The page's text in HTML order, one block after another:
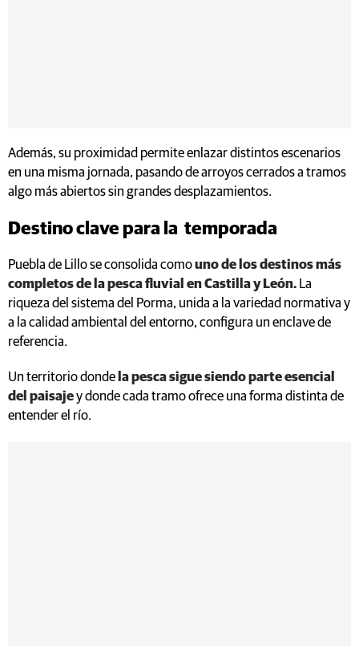
Además, su proximidad permite enlazar distintos escenarios
en una misma jornada, pasando de arroyos cerrados a tramos
algo más abiertos sin grandes desplazamientos.
Destino clave para la temporada
Puebla de Lillo se consolida comouno de los destinos más
completos de la pesca fluvial en Castilla y León. La
riqueza del sistema del Porma, unida a la variedad normativa y
a la calidad ambiental del entorno, configura un enclave de
referencia.
Un territorio donde la pesca sigue siendo parte esencial
del paisajey donde cada tramo ofrece una forma distinta de
entender el río.